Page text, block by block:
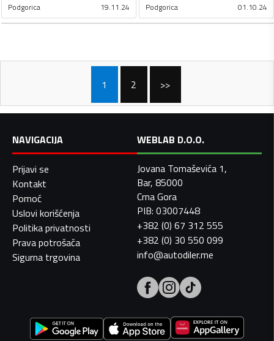
Podgorica 19.11.24 Podgorica 01.10.24
1 2 >>
NAVIGACIJA
Prijavi se
Kontakt
Pomoć
Uslovi korišćenja
Politika privatnosti
Prava potrošača
Sigurna trgovina
WEBLAB D.O.O.
Jovana Tomaševića 1,
Bar, 85000
Crna Gora
PIB: 03007448
+382 (0) 67 312 555
+382 (0) 30 550 099
info@autodiler.me